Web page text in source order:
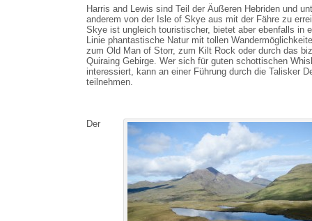
Harris and Lewis sind Teil der Äußeren Hebriden und
anderem von der Isle of Skye aus mit der Fähre zu
Skye ist ungleich touristischer, bietet aber ebenfalls in
Linie phantastische Natur mit tollen
zum Old Man of Storr, zum Kilt Rock oder durch das
Quiraing Gebirge. Wer sich für guten schottischen
interessiert, kann an einer Führung durch die Talisker
teilnehmen.
Der